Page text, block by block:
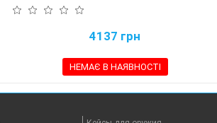
4137 грн
НЕМАЄ В НАЯВНОСТІ